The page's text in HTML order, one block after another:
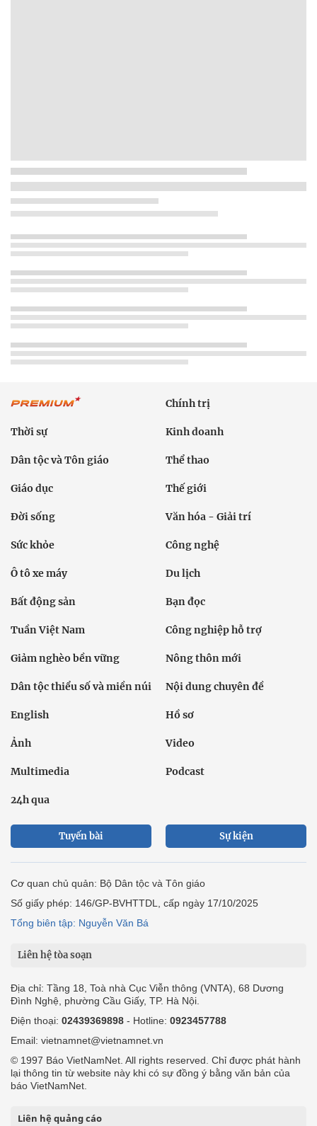
Chính trị
Thời sự Kinh doanh
Dân tộc và Tôn giáo Thể thao
Giáo dục Thế giới
Đời sống Văn hóa - Giải trí
Sức khỏe Công nghệ
Ô tô xe máy Du lịch
Bất động sản Bạn đọc
Tuần Việt Nam Công nghiệp hỗ trợ
Giảm nghèo bền vững Nông thôn mới
Dân tộc thiểu số và miền núi Nội dung chuyên đề
English Hồ sơ
Ảnh Video
Multimedia Podcast
24h qua
Tuyến bài Sự kiện
Cơ quan chủ quản: Bộ Dân tộc và Tôn giáo
Số giấy phép: 146/GP-BVHTTDL, cấp ngày 17/10/2025
Tổng biên tập: Nguyễn Văn Bá
Liên hệ tòa soạn
Địa chỉ: Tầng 18, Toà nhà Cục Viễn thông (VNTA), 68 Dương
Đình Nghệ, phường Cầu Giấy, TP. Hà Nội.
Điện thoại: 02439369898 - Hotline: 0923457788
Email: vietnamnet@vietnamnet.vn
© 1997 Báo VietNamNet. All rights reserved. Chỉ được phát hành
lại thông tin từ website này khi có sự đồng ý bằng văn bản của
báo VietNamNet.
Liên hệ quảng cáo